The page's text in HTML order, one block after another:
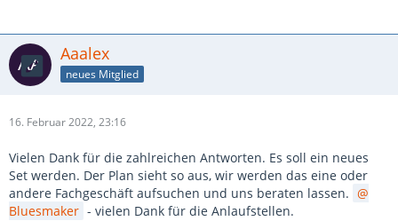
Aaalex
neues Mitglied
16. Februar 2022, 23:16
Vielen Dank für die zahlreichen Antworten. Es soll ein neues
Set werden. Der Plan sieht so aus, wir werden das eine oder
andere Fachgeschäft aufsuchen und uns beraten lassen.
Bluesmaker - vielen Dank für die Anlaufstellen.